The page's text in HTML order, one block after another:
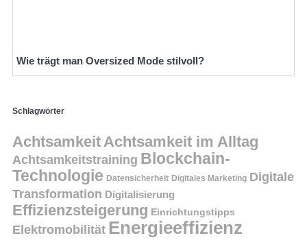
Wie trägt man Oversized Mode stilvoll?
Schlagwörter
AchtsamkeitAchtsamkeit im Alltag
Achtsamkeitstraining Blockchain-
Technologie Datensicherheit Digitales Marketing Digitale
Transformation Digitalisierung
Effizienzsteigerung Einrichtungstipps
Elektromobilität Energieeffizienz